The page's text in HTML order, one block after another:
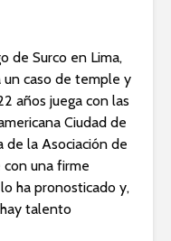
de Surco en Lima,
un caso de temple y
años juega con las
Ciudad de
de la Asociación de
una firme
ha pronosticado y,
talento